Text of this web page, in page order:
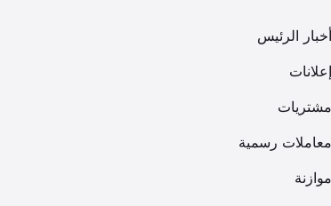
أخبار الرئيس
إعلانات
مشتريات
معاملات رسمية
موازنة